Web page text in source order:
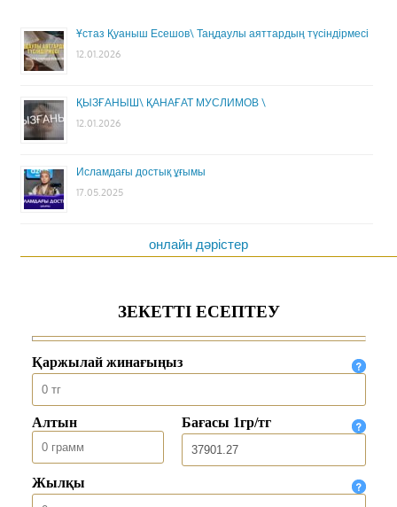
Ұстаз Қуаныш Есешов\ Таңдаулы аяттардың түсіндірмесі
12.01.2026
ҚЫЗҒАНЫШ\ ҚАНАҒАТ МУСЛИМОВ \
12.01.2026
Исламдағы достық ұғымы
17.05.2025
онлайн дәрістер